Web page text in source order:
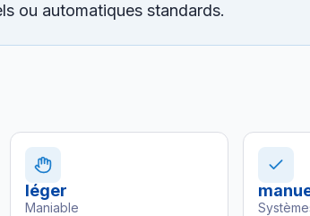
ou automatiques standards.
léger
Maniable